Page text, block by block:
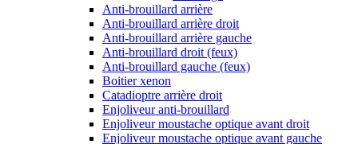
Anti-brouillard arrière
Anti-brouillard arrière droit
Anti-brouillard arrière gauche
Anti-brouillard droit (feux)
Anti-brouillard gauche (feux)
Boitier xenon
Catadioptre arrière droit
Enjoliveur anti-brouillard
Enjoliveur moustache optique avant droit
Enjoliveur moustache optique avant gauche